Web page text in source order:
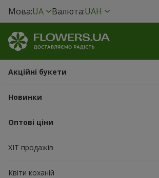
Мова:UA Валюта:UAH
Акційні букети
Новинки
Оптові ціни
ХІТ продажів
Квіти коханій